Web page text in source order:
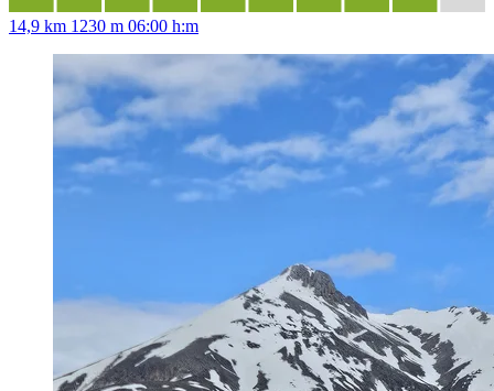
14,9 km 1230 m 06:00 h:m